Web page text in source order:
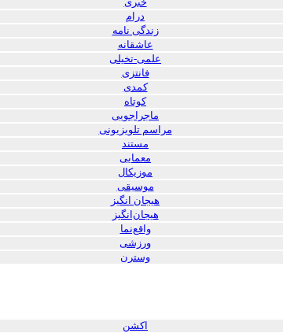
درام
زندگی نامه
عاشقانه
علمی-تخیلی
فانتزی
کمدی
کوتاه
ماجراجویی
مراسم تلویزیونی
مستند
معمایی
موزیکال
موسیقی
هیجان انگیز
هیجان‌انگیز
واقع‌نما
ورزشی
وسترن
اکشن